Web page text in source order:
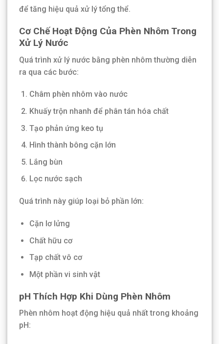
để tăng hiệu quả xử lý tổng thể.
Cơ Chế Hoạt Động Của Phèn Nhôm Trong
Xử Lý Nước
Quá trình xử lý nước bằng phèn nhôm thường diễn
ra qua các bước:
Châm phèn nhôm vào nước
Khuấy trộn nhanh để phân tán hóa chất
Tạo phản ứng keo tụ
Hình thành bông cặn lớn
Lắng bùn
Lọc nước sạch
Quá trình này giúp loại bỏ phần lớn:
Cặn lơ lửng
Chất hữu cơ
Tạp chất vô cơ
Một phần vi sinh vật
pH Thích Hợp Khi Dùng Phèn Nhôm
Phèn nhôm hoạt động hiệu quả nhất trong khoảng
pH: